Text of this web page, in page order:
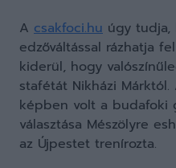
A csakfoci.hu úgy tudja,
edzőváltással rázhatja
kiderül, hogy
stafétát Nikházi
képben volt a budafoki
választása Mészölyre
az Újpestet trenírozta.